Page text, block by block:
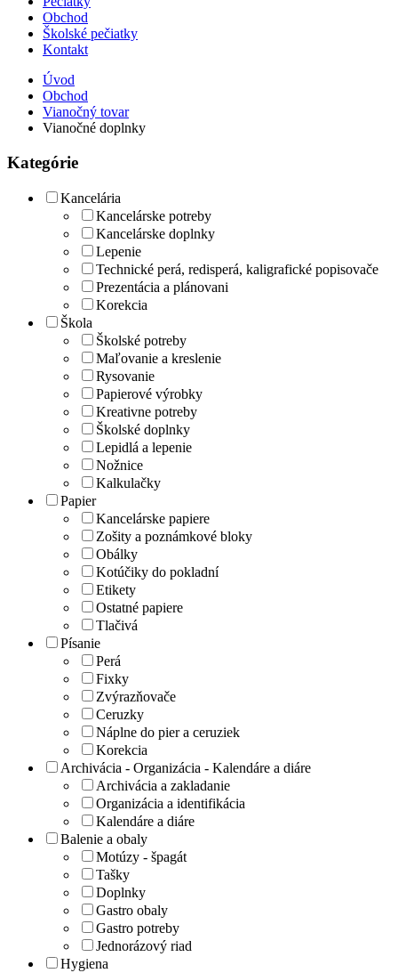
Obchod
Školské pečiatky
Kontakt
Úvod
Obchod
Vianočný tovar
Vianočné doplnky
Kategórie
Kancelária
Kancelárske potreby
Kancelárske doplnky
Lepenie
Technické perá, redisperá, kaligrafické popisovače
Prezentácia a plánovani
Korekcia
Škola
Školské potreby
Maľovanie a kreslenie
Rysovanie
Papierové výrobky
Kreativne potreby
Školské doplnky
Lepidlá a lepenie
Nožnice
Kalkulačky
Papier
Kancelárske papiere
Zošity a poznámkové bloky
Obálky
Kotúčiky do pokladní
Etikety
Ostatné papiere
Tlačivá
Písanie
Perá
Fixky
Zvýrazňovače
Ceruzky
Náplne do pier a ceruziek
Korekcia
Archivácia - Organizácia - Kalendáre a diáre
Archivácia a zakladanie
Organizácia a identifikácia
Kalendáre a diáre
Balenie a obaly
Motúzy - špagát
Tašky
Doplnky
Gastro obaly
Gastro potreby
Jednorázový riad
Hygiena